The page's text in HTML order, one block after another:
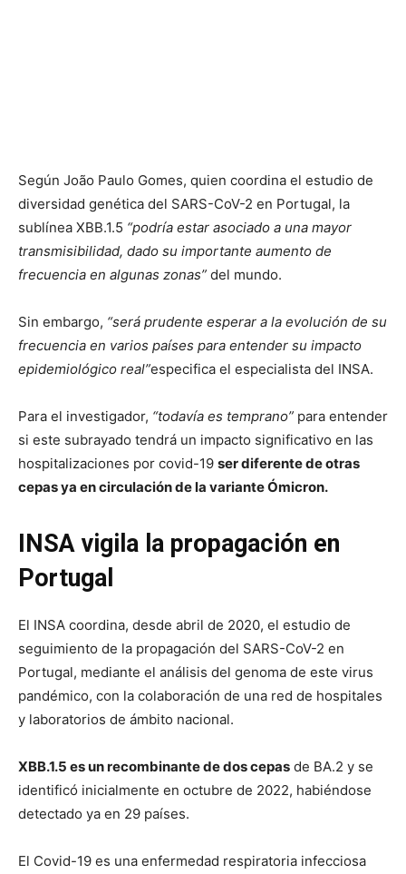
Según João Paulo Gomes, quien coordina el estudio de
diversidad genética del SARS-CoV-2 en Portugal, la
sublínea XBB.1.5 “podría estar asociado a una mayor
transmisibilidad, dado su importante aumento de
frecuencia en algunas zonas” del mundo.
Sin embargo, “será prudente esperar a la evolución de su
frecuencia en varios países para entender su impacto
epidemiológico real”especifica el especialista del INSA.
Para el investigador, “todavía es temprano” para entender
si este subrayado tendrá un impacto significativo en las
hospitalizaciones por covid-19 ser diferente de otras
cepas ya en circulación de la variante Ómicron.
INSA vigila la propagación en
Portugal
El INSA coordina, desde abril de 2020, el estudio de
seguimiento de la propagación del SARS-CoV-2 en
Portugal, mediante el análisis del genoma de este virus
pandémico, con la colaboración de una red de hospitales
y laboratorios de ámbito nacional.
XBB.1.5 es un recombinante de dos cepas de BA.2 y se
identificó inicialmente en octubre de 2022, habiéndose
detectado ya en 29 países.
El Covid-19 es una enfermedad respiratoria infecciosa